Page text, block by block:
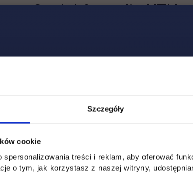
Szczegóły
cookie
treści i reklam, aby oferować
o tym, jak korzystasz z naszej witryny,
Social & media UTH